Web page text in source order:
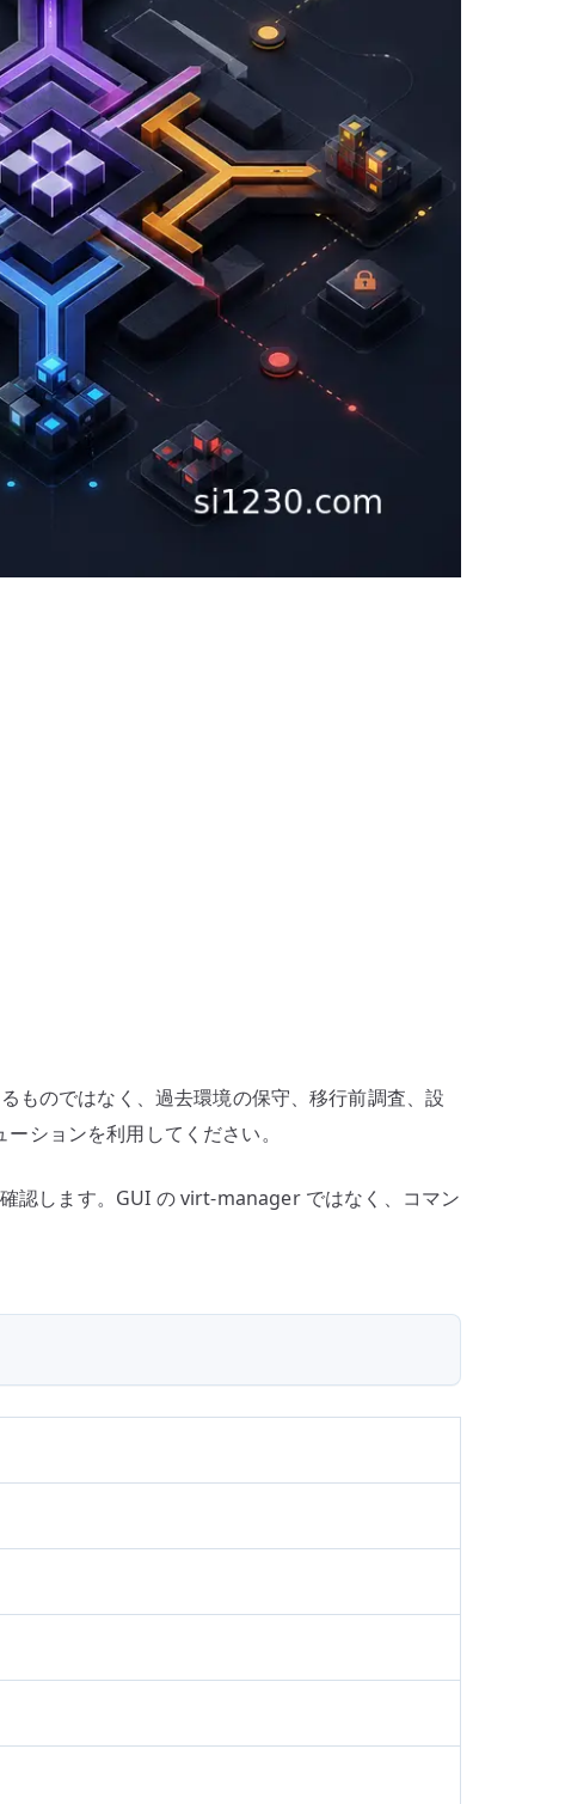
ものではなく、過去環境の保守、移行前調査、設
ションを利用してください。
認します。GUI の virt-manager ではなく、コマン